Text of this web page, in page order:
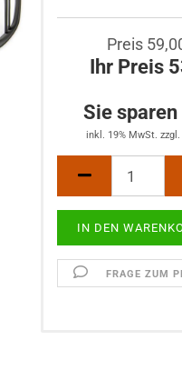
Preis
Ihr Preis
Sie sparen
inkl. 19% MwSt. zzgl.
FRAGE ZUM